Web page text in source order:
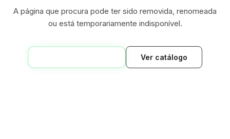
A página que procura pode ter sido removida, renomeada
ou está temporariamente indisponível.
Ver catálogo